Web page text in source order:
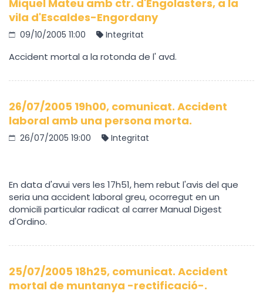
Miquel Mateu amb ctr. d'Engolasters, a la
vila d'Escaldes-Engordany
09/10/2005 11:00 Integritat
Accident mortal a la rotonda de l' avd.
26/07/2005 19h00, comunicat. Accident
laboral amb una persona morta.
26/07/2005 19:00 Integritat
En data d'avui vers les 17h51, hem rebut l'avis del que
seria una accident laboral greu, ocorregut en un
domicili particular radicat al carrer Manual Digest
d'Ordino.
25/07/2005 18h25, comunicat. Accident
mortal de muntanya -rectificació-.